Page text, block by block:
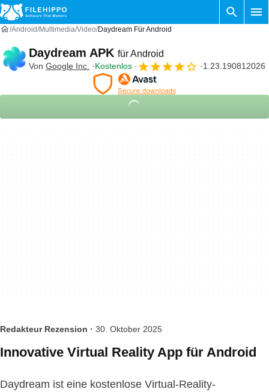
Android Multimedia Video Daydream Für Android
Daydream APK für Android
Von Google Inc. Kostenlos 1.23.190812026
Redakteur Rezension · 30. Oktober 2025
Innovative Virtual Reality App für Android
Daydream ist eine kostenlose Virtual-Reality-